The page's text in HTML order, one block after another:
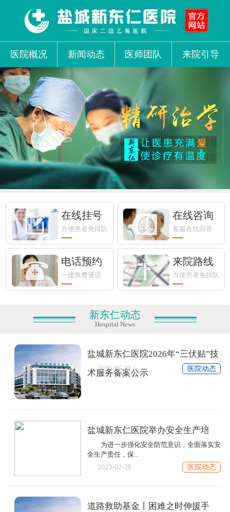
医院概况 新闻动态 医师团队 来院引导
在线挂号
方便患者免排队
在线咨询
客服在线回答
电话预约
一建免费通话
来院路线
方便患者免排队
新东仁动态
Hospital News
盐城新东仁医院2026年“三伏贴”技
术服务备案公示
2026-06-21 医院动态
盐城新东仁医院举办安全生产培
为进一步强化安全防范意识，全面落实安
全生产责任，保...
2023-02-28 医院动态
道路救助基金丨困难之时伸援手